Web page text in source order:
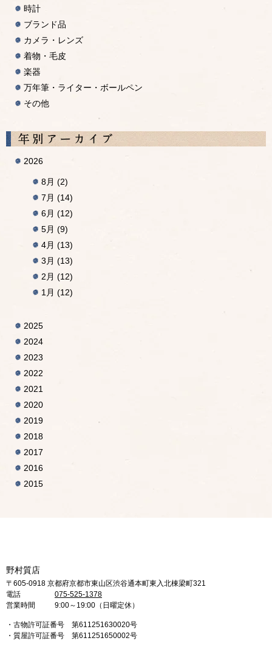
時計
ブランド品
カメラ・レンズ
着物・毛皮
楽器
万年筆・ライター・ボールペン
その他
2026
8月 (2)
7月 (14)
6月 (12)
5月 (9)
4月 (13)
3月 (13)
2月 (12)
1月 (12)
2025
2024
2023
2022
2021
2020
2019
2018
2017
2016
2015
野村質店
〒605-0918 京都府京都市東山区渋谷通本町東入北棟梁町321
電話
075-525-1378
営業時間
9:00～19:00（日曜定休）
・古物許可証番号 第611251630020号
・質屋許可証番号 第611251650002号